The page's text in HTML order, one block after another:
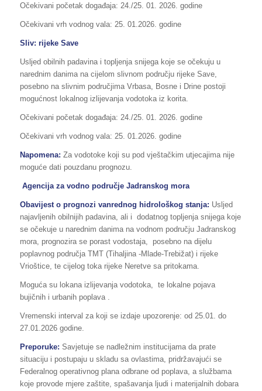
Očekivani početak događaja: 24./25. 01. 2026. godine
Očekivani vrh vodnog vala: 25. 01.2026. godine
Sliv: rijeke Save
Usljed obilnih padavina i topljenja snijega koje se očekuju u
narednim danima na cijelom slivnom području rijeke Save,
posebno na slivnim područjima Vrbasa, Bosne i Drine postoji
mogućnost lokalnog izlijevanja vodotoka iz korita.
Očekivani početak događaja: 24./25. 01. 2026. godine
Očekivani vrh vodnog vala: 25. 01.2026. godine
Napomena: Za vodotoke koji su pod vještačkim utjecajima nije
moguće dati pouzdanu prognozu.
Agencija za vodno područje Jadranskog mora
Obavijest o prognozi vanrednog hidrološkog stanja: Usljed
najavljenih obilnijih padavina, ali i dodatnog topljenja snijega koje
se očekuje u narednim danima na vodnom području Jadranskog
mora, prognozira se porast vodostaja, posebno na dijelu
poplavnog područja TMT (Tihaljina -Mlade-Trebižat) i rijeke
Vrioštice, te cijelog toka rijeke Neretve sa pritokama.
Moguća su lokana izlijevanja vodotoka, te lokalne pojava
bujičnih i urbanih poplava .
Vremenski interval za koji se izdaje upozorenje: od 25.01. do
27.01.2026 godine.
Preporuke: Savjetuje se nadležnim institucijama da prate
situaciju i postupaju u skladu sa ovlastima, pridržavajući se
Federalnog operativnog plana odbrane od poplava, a službama
koje provode mjere zaštite, spašavanja ljudi i materijalnih dobara